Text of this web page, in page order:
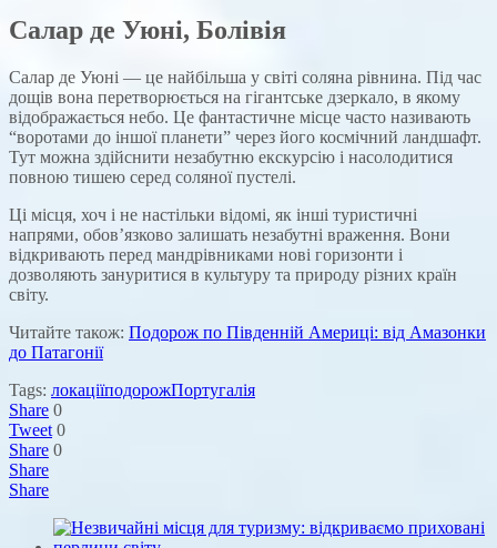
Салар де Уюні, Болівія
Салар де Уюні — це найбільша у світі соляна рівнина. Під час
дощів вона перетворюється на гігантське дзеркало, в якому
відображається небо. Це фантастичне місце часто називають
“воротами до іншої планети” через його космічний ландшафт.
Тут можна здійснити незабутню екскурсію і насолодитися
повною тишею серед соляної пустелі.
Ці місця, хоч і не настільки відомі, як інші туристичні
напрями, обов’язково залишать незабутні враження. Вони
відкривають перед мандрівниками нові горизонти і
дозволяють зануритися в культуру та природу різних країн
світу.
Читайте також: Подорож по Південній Америці: від Амазонки
до Патагонії
Tags: локаціїподорожПортугалія
Share 0
Tweet 0
Share 0
Share
Share